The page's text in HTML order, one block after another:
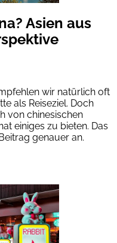
Asien aus
wir natürlich oft
als Reiseziel. Doch
von chinesischen
einiges zu bieten. Das
genauer an.